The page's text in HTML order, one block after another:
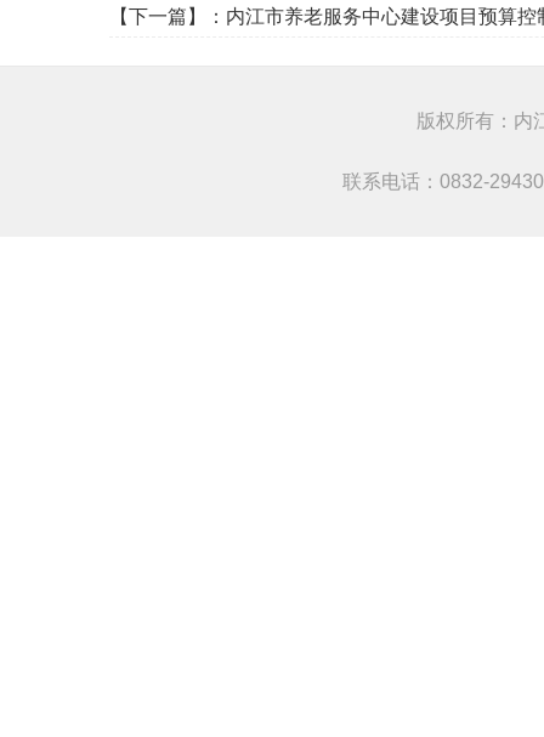
【下一篇】： 内江市养老服务中心建设项目预算
版权所有：
联系电话：0832-